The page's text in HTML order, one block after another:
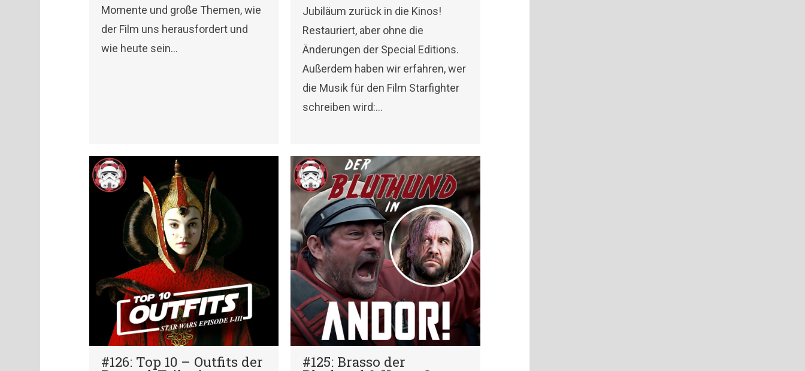
Momente und große Themen, wie
der Film uns herausfordert und
wie heute sein…
Jubiläum zurück in die Kinos!
Restauriert, aber ohne die
Änderungen der Special Editions.
Außerdem haben wir erfahren, wer
die Musik für den Film Starfighter
schreiben wird:…
#126: Top 10 – Outfits der #125: Brasso der